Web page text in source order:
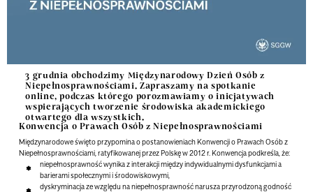
3 grudnia obchodzimy Międzynarodowy Dzień Osób z
Niepełnosprawnościami. Zapraszamy na spotkanie
online, podczas którego porozmawiamy o inicjatywach
wspierających tworzenie środowiska akademickiego
otwartego dla wszystkich.
Konwencja o Prawach Osób z Niepełnosprawnościami
Międzynarodowe święto przypomina o postanowieniach Konwencji o Prawach Osób z
Niepełnosprawnościami, ratyfikowanej przez Polskę w 2012 r. Konwencja podkreśla, że:
niepełnosprawność wynika z interakcji między indywidualnymi dysfunkcjami a
barierami społecznymi i środowiskowymi,
dyskryminacja ze względu na niepełnosprawność narusza przyrodzoną godność